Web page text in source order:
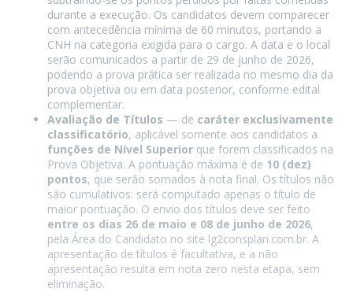
durante a execução. Os candidatos devem comparecer
com antecedência mínima de 60 minutos, portando a
CNH na categoria exigida para o cargo. A data e o local
serão comunicados a partir de 29 de junho de 2026,
podendo a prova prática ser realizada no mesmo dia da
prova objetiva ou em data posterior, conforme edital
complementar.
Avaliação de Títulos — de caráter exclusivamente
classificatório, aplicável somente aos candidatos a
funções de Nível Superior que forem classificados na
Prova Objetiva. A pontuação máxima é de 10 (dez)
pontos, que serão somados à nota final. Os títulos não
são cumulativos: será computado apenas o título de
maior pontuação. O envio dos títulos deve ser feito
entre os dias 26 de maio e 08 de junho de 2026,
pela Área do Candidato no site lg2consplan.com.br. A
apresentação de títulos é facultativa, e a não
apresentação resulta em nota zero nesta etapa, sem
eliminação.